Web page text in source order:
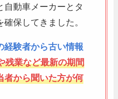
自動車メーカーとタ
保してきました。
経験者から古い情報
残業など最新の期間
者から聞いた方が何